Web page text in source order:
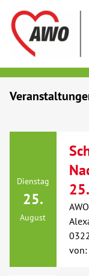
Menschen mit
Beratung &
Begegnung
Dienstag
25.
August
von: